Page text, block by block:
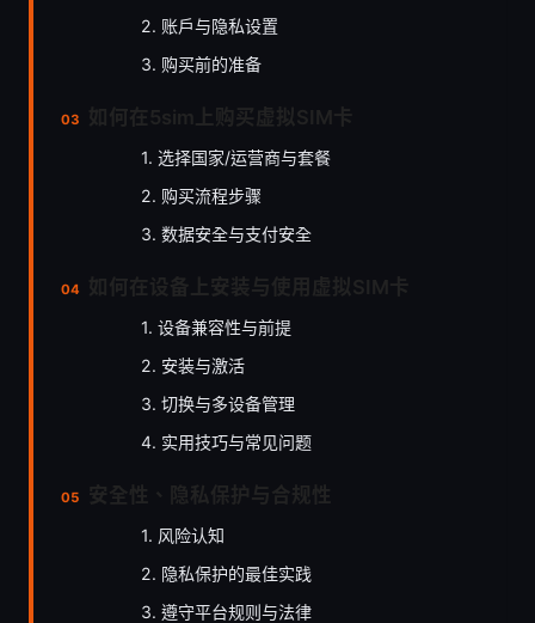
2. 账户与隐私设置
3. 购买前的准备
1. 选择国家/运营商与套餐
2. 购买流程步骤
3. 数据安全与支付安全
1. 设备兼容性与前提
2. 安装与激活
3. 切换与多设备管理
4. 实用技巧与常见问题
1. 风险认知
2. 隐私保护的最佳实践
3. 遵守平台规则与法律